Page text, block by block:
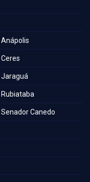
Jaraguá
Canedo